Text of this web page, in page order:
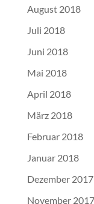
August 2018
Juli 2018
Juni 2018
Mai 2018
April 2018
März 2018
Februar 2018
Januar 2018
Dezember 2017
November 2017